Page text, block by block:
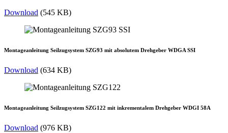
Download (545 KB)
Montageanleitung Seilzugsystem SZG93 mit absolutem Drehgeber WDGA SSI
Download (634 KB)
Montageanleitung Seilzugsystem SZG122 mit inkrementalem Drehgeber WDGI 58A
Download (976 KB)